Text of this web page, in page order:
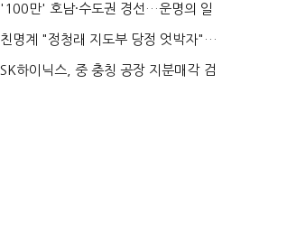
'100만' 호남·수도권 경선…운명의 일
주일
친명계 "정청래 지도부 당정 엇박자"…
친청계 "신천지 오...
SK하이닉스, 중 충칭 공장 지분매각 검